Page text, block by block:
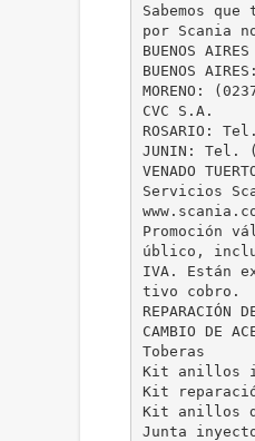
Sabemos
por Scania
BUENOS AIRES
BUENOS
MORENO:
CVC S.A.
ROSARIO:
JUNIN: Tel.
VENADO
Servicios
Promoción
úblico,
IVA. Están
tivo cobro.
REPARACIÓN
CAMBIO DE
Toberas
Kit anillos
Kit
Kit anillos
Junta